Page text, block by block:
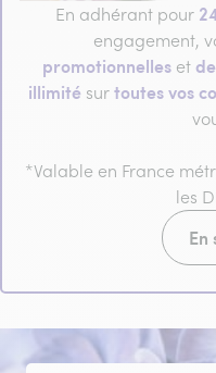
En adhérant pour
engagement,
promotionnelles et
illimité surtoutes vos
*Valable en France
les
En